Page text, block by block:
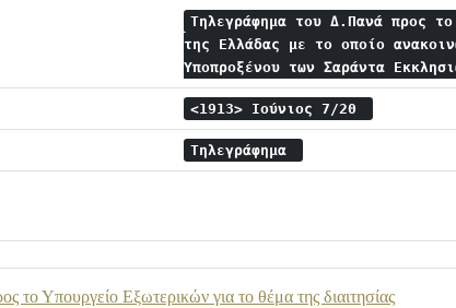
Τηλεγράφημα του Δ.Πανά προς το
της Ελλάδας με το οποίο
Υποπροξένου των Σαράντα
<1913> Ιούνιος 7/20
Τηλεγράφημα
το Υπουργείο Εξωτερικών για το θέμα της διαιτησίας